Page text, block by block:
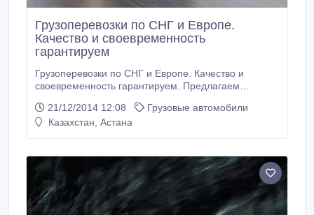
Грузоперевозки по СНГ и Европе.
Качество и своевременность
гарантируем
Грузоперевозки по СНГ и Европе. Качество и
своевременность гарантируем. Предлагаем
Европе. Профессиональное обслуживание и
оформление сделок. Предоставление всех
грузоперевозки по городу Астана.
21/12/2014 12:08
Грузовые автомобили
Казахстан, Астана